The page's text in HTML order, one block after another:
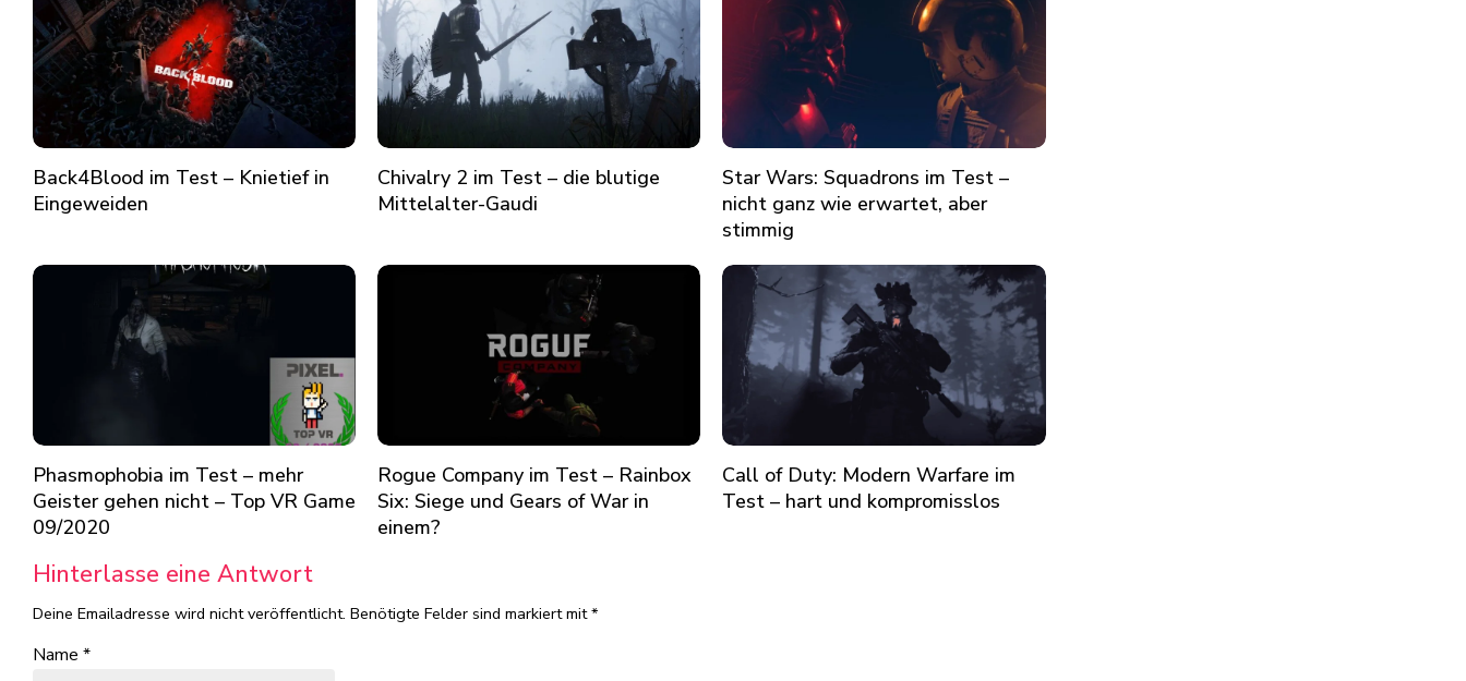
Back4Blood im Test – Knietief in
Eingeweiden
Chivalry 2 im Test – die blutige
Mittelalter-Gaudi
Star Wars: Squadrons im Test –
nicht ganz wie erwartet, aber
stimmig
Phasmophobia im Test – mehr
Geister gehen nicht – Top VR Game
09/2020
Rogue Company im Test – Rainbox
Six: Siege und Gears of War in
einem?
Call of Duty: Modern Warfare im
Test – hart und kompromisslos
Hinterlasse eine Antwort
Deine Emailadresse wird nicht veröffentlicht. Benötigte Felder sind markiert mit*
Name *